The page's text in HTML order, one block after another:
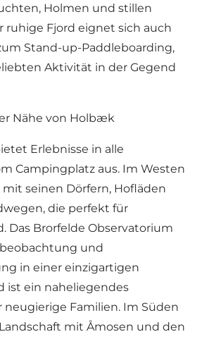
Holmen und stillen
ruhige Fjord eignet sich auch
Stand-up-Paddleboarding,
Aktivität in der Gegend
Nähe von Holbæk
Erlebnisse in alle
Campingplatz aus. Im Westen
mit seinen Dörfern, Hofläden
die perfekt für
Das Brorfelde Observatorium
und
in einer einzigartigen
ist ein naheliegendes
neugierige Familien. Im Süden
mit Åmosen und den